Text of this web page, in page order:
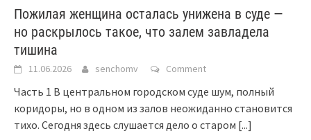
Пожилая женщина осталась унижена в суде —
но раскрылось такое, что залем завладела
тишина
11.06.2026 senchomv Comment
Часть 1 В центральном городском суде шум, полный
коридоры, но в одном из залов неожиданно становится
тихо. Сегодня здесь слушается дело о старом [...]